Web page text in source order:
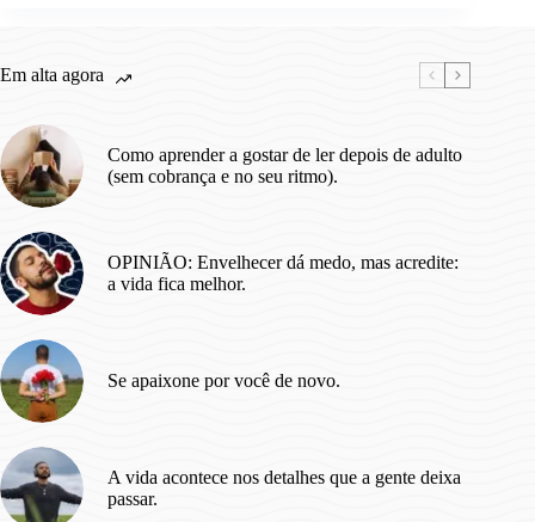
Em alta agora
Como aprender a gostar de ler depois de adulto
(sem cobrança e no seu ritmo).
OPINIÃO: Envelhecer dá medo, mas acredite:
a vida fica melhor.
Se apaixone por você de novo.
A vida acontece nos detalhes que a gente deixa
passar.